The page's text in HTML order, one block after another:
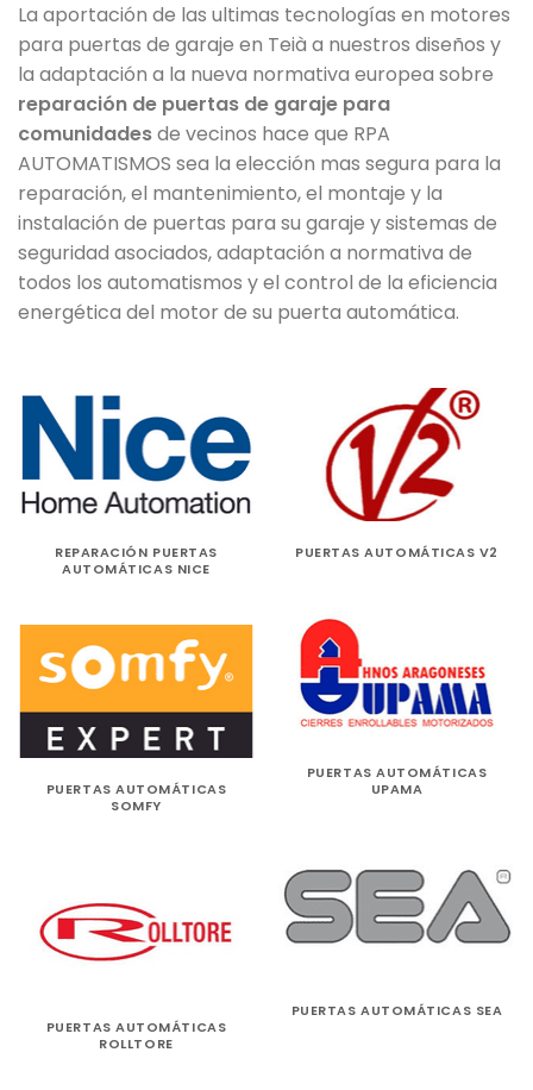
La aportación de las ultimas tecnologías en motores
para puertas de garaje en Teià a nuestros diseños y
la adaptación a la nueva normativa europea sobre
reparación de puertas de garaje para
comunidadesde vecinos hace que RPA
AUTOMATISMOS sea la elección mas segura para la
reparación, el mantenimiento, el montaje y la
instalación de puertas para su garaje y sistemas de
seguridad asociados, adaptación a normativa de
todos los automatismos y el control de la eficiencia
energética del motor de su puerta automática.
REPARACIÓN PUERTAS
AUTOMÁTICAS NICE
PUERTAS AUTOMÁTICAS V2
PUERTAS AUTOMÁTICAS
UPAMA
PUERTAS AUTOMÁTICAS
SOMFY
PUERTAS AUTOMÁTICAS SEA
PUERTAS AUTOMÁTICAS
ROLLTORE